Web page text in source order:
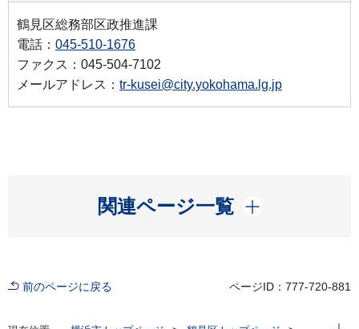
鶴見区総務部区政推進課
電話： 045-510-1676
ファクス：045-504-7102
メールアドレス： tr-kusei@city.yokohama.lg.jp
関連ページ一覧
開く
前のページに戻る ページID：777-720-881
現在